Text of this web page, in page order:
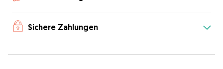
Sichere Zahlungen